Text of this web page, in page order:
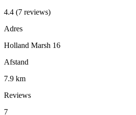
4.4 (7 reviews)
Adres
Holland Marsh 16
Afstand
7.9 km
Reviews
7